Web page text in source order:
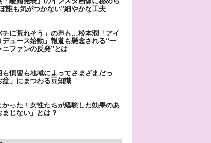
誰も気がつかない”細やかな工夫
チに荒れそう」の声も…松本潤「アイ
デュース始動」報道も懸念される“一
ニファンの反発”とは
も慣習も地域によってさまざまだっ
盆」にまつわる豆知識
かった！女性たちが経験した効果のあ
まじない」とは？